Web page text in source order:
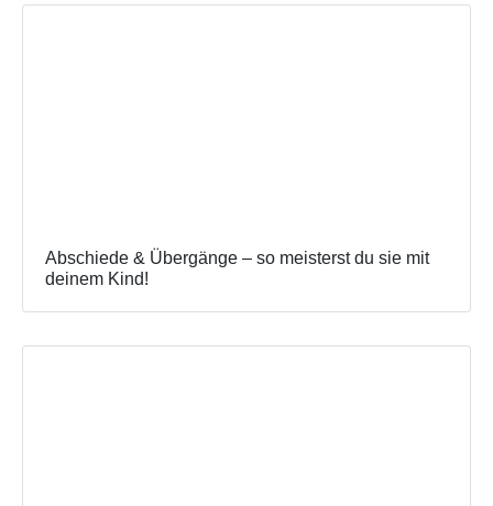
Abschiede & Übergänge – so meisterst du sie mit
deinem Kind!